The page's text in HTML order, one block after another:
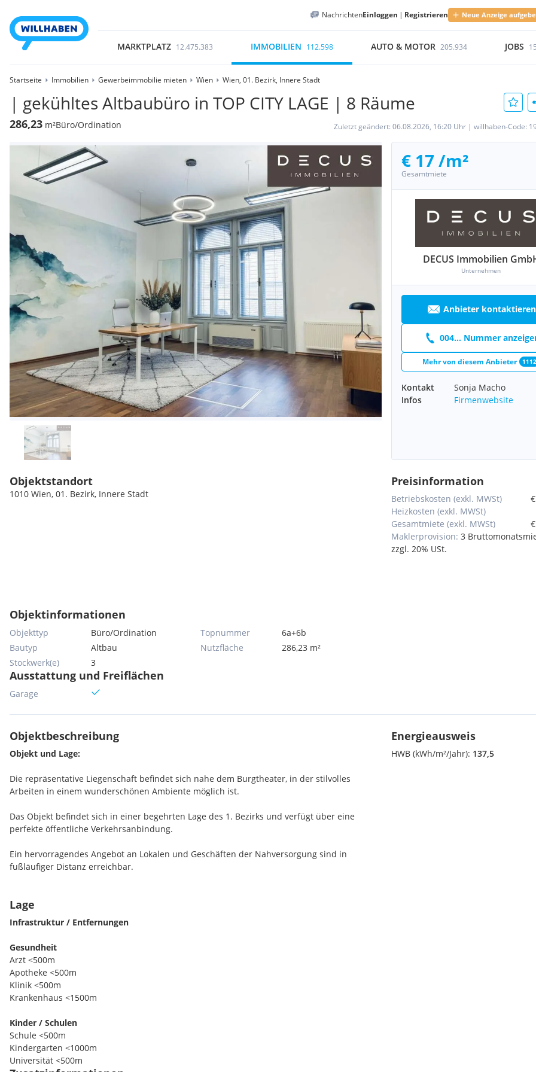
NachrichtenEinloggen | Registrieren Neue Anzeige
MARKTPLATZ 12.475.383 IMMOBILIEN 112.598 AUTO & MOTOR 205.934 JOBS
Startseite Immobilien Gewerbeimmobilie mieten Wien Wien, 01. Bezirk, Innere Stadt
| gekühltes Altbaubüro in TOP CITY LAGE | 8 Räume
286,23 m²Büro/Ordination Zuletzt geändert: 06.08.2026, 16:20 Uhr | willhaben-Code:
€ 17 /m²
Gesamtmiete
DECUS Immobilien
Unternehmen
Anbieter kontaktieren
004... Nummer
Mehr von diesem Anbieter 1112
Kontakt
Sonja Macho
Infos
Firmenwebsite
Objektstandort
1010 Wien, 01. Bezirk, Innere Stadt
Objektinformationen
Objekttyp
Büro/Ordination
Bautyp
Altbau
Stockwerk(e)
3
Topnummer
6a+6b
Nutzfläche
286,23 m²
Ausstattung und Freiflächen
Garage
Preisinformation
Betriebskosten (exkl. MWSt)
Heizkosten (exkl. MWSt)
Gesamtmiete (exkl. MWSt)
Maklerprovision: 3
zzgl. 20% USt.
Objektbeschreibung
Objekt und Lage:
Die repräsentative Liegenschaft befindet sich nahe dem Burgtheater, in der stilvolles
Arbeiten in einem wunderschönen Ambiente möglich ist.
Das Objekt befindet sich in einer begehrten Lage des 1. Bezirks und verfügt über eine
perfekte öffentliche Verkehrsanbindung.
Ein hervorragendes Angebot an Lokalen und Geschäften der Nahversorgung sind in
fußläufiger Distanz erreichbar.
Das gekühlte Büro in der 3. Etage, ist ideal für Unternehmen, die Wert auf eine
repräsentative Adresse legen und ihren Mitarbeitern sowie Kunden ein erstklassiges
Umfeld bieten möchten.
DieBetriebskosten
Mietvertrag: befristet, Laufzeit und Kündigungsverzicht nach Vereinbarung
Kaution: 3 bis 6 Bruttomonatsmieten je nach Bonität
Lage
Infrastruktur / Entfernungen
Gesundheit
Arzt <500m
Apotheke <500m
Klinik <500m
Krankenhaus <1500m
Kinder / Schulen
Schule <500m
Kindergarten <1000m
Universität <500m
Energieausweis
HWB (kWh/m²/Jahr): 137,5